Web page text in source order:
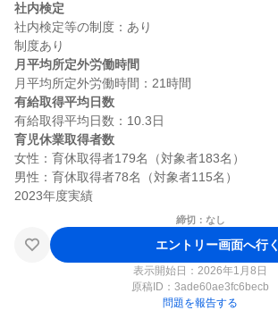
社内検定
社内検定等の制度：あり
月平均所定外労働時間
有給取得平均日数
育児休業取得者数
女性：育休取得者179名（対象者183名）
男性：育休取得者78名（対象者115名）
締切：なし
エントリー画面へ行く
表示開始日：2026年1月8日
原稿ID： 3ade60ae3fc6becb
問題を報告する